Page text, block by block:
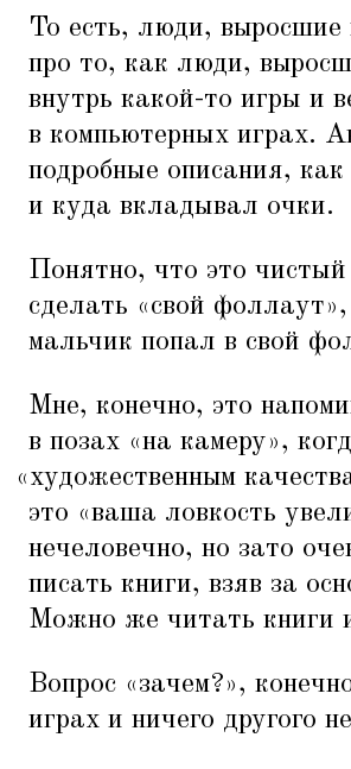
То есть, люди,
про то, как люди,
внутрь какой-то игры и
в компьютерных играх.
подробные описания,
и куда вкладывал очки.
Понятно, что это
сделать «свой
мальчик попал в свой
Мне, конечно, это
в позах «на камеру»,
«художественным
это «ваша ловкость
нечеловечно, но зато
писать книги, взяв за
Можно же читать книги
Вопрос «зачем?»,
играх и ничего другого